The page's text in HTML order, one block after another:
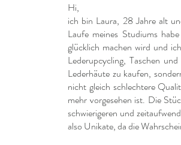
Hi,
ich bin Laura, 28 Jahre alt
Laufe meines Studiums
glücklich machen wird und
Lederupcycling, Taschen
Lederhäute zu kaufen,
nicht gleich schlechtere
mehr vorgesehen ist. Die
schwierigeren und
also Unikate, da die